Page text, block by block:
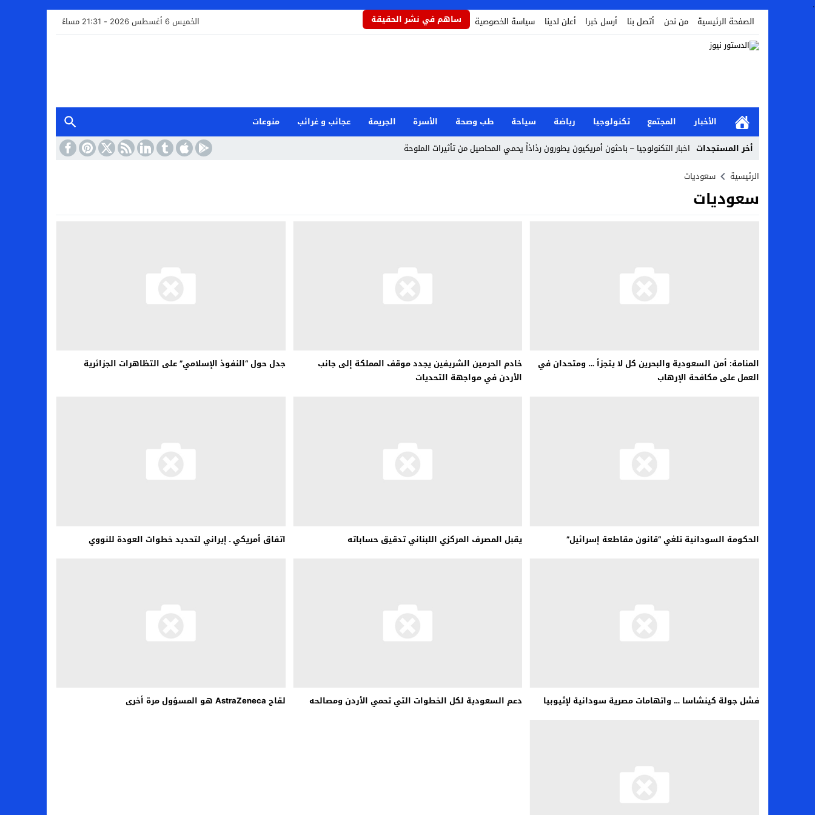
.
الصفحة الرئيسية
من نحن أتصل بنا أرسل خبرا أعلن لدينا سياسة الخصوصية ساهم في نشر الحقيقة الخميس 6 أغسطس 2026 - 21:31 مساءً
الأخبار المجتمع تكنولوجيا رياضة سياحة طب وصحة الأسرة الجريمة عجائب و غرائب
منوعات
أخر المستجدات اخبار التكنولوجيا – باحثون أمريكيون يطورون رذاذاً يحمي المحاصيل من تأثيرات الملوحة
أخبار الفن – ب الفن – إسعاد يونس: عادل إمام رفض دور البطولة في بكيزة وزغلول
مال و اعمال – انكماش الاقتصاد السعودي للمرة الأولى منذ عامين ونصف
الرئيسية سعوديات
سعوديات
المنامة: أمن السعودية والبحرين كل لا يتجزأ … ومتحدان في
العمل على مكافحة الإرهاب
خادم الحرمين الشريفين يجدد موقف المملكة إلى جانب
الأردن في مواجهة التحديات
جدل حول “النفوذ الإسلامي” على التظاهرات الجزائرية
الحكومة السودانية تلغي “قانون مقاطعة إسرائيل” يقبل المصرف المركزي اللبناني تدقيق حساباته اتفاق أمريكي ـ إيراني لتحديد خطوات العودة للنووي
فشل جولة كينشاسا … واتهامات مصرية سودانية لإثيوبيا دعم السعودية لكل الخطوات التي تحمي الأردن ومصالحه لقاح AstraZeneca هو المسؤول مرة أخرى